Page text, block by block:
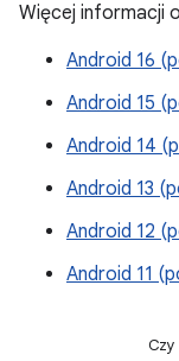
Więcej informacji
Android 16
Android 15
Android 14
Android 13
Android 12
Android 11
Czy